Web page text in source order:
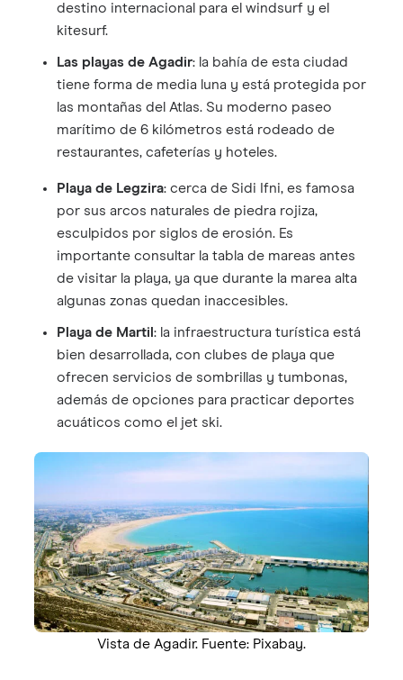
destino internacional para el windsurf y el
kitesurf.
Las playas de Agadir: la bahía de esta ciudad
tiene forma de media luna y está protegida por
las montañas del Atlas. Su moderno paseo
marítimo de 6 kilómetros está rodeado de
restaurantes, cafeterías y hoteles.
Playa de Legzira: cerca de Sidi Ifni, es famosa
por sus arcos naturales de piedra rojiza,
esculpidos por siglos de erosión. Es
importante consultar la tabla de mareas antes
de visitar la playa, ya que durante la marea alta
algunas zonas quedan inaccesibles.
Playa de Martil: la infraestructura turística está
bien desarrollada, con clubes de playa que
ofrecen servicios de sombrillas y tumbonas,
además de opciones para practicar deportes
acuáticos como el jet ski.
Vista de Agadir. Fuente: Pixabay.